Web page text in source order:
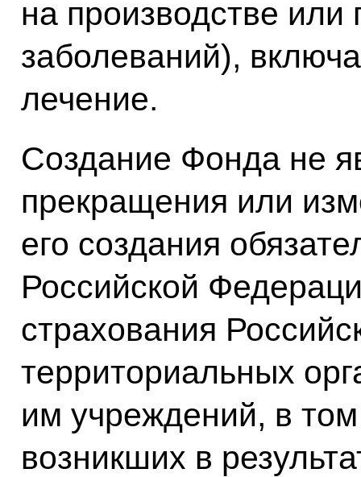
на производстве
заболеваний),
лечение.
Создание Фонда не
прекращения или
его создания
Российской
страхования
территориальных
им учреждений, в
возникших в